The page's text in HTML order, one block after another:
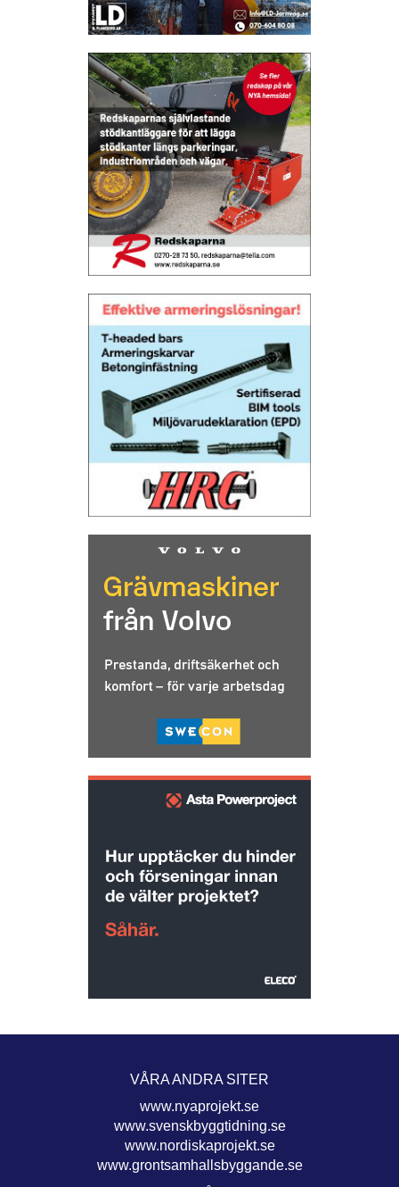
VÅRA ANDRA SITER
www.nyaprojekt.se
www.svenskbyggtidning.se
www.nordiskaprojekt.se
www.grontsamhallsbyggande.se